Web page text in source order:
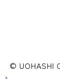
© UOHASHI